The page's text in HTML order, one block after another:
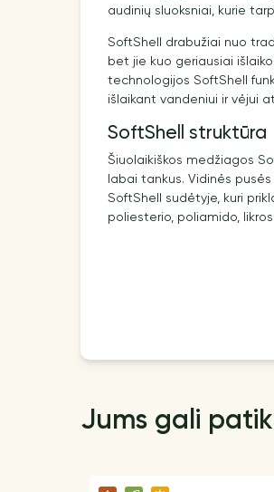
audinių sluoksniai, kurie
SoftShell drabužiai nuo
bet jie kuo geriausiai
technologijos SoftShell
išlaikant vandeniui ir vėjui
SoftShell struktūra
Šiuolaikiškos medžiagos
labai tankus. Vidinės
SoftShell sudėtyje, kuri
poliesterio, poliamido,
Jums gali